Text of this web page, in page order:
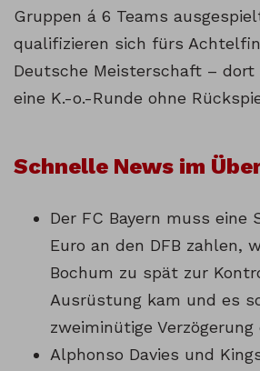
Gruppen á 6 Teams
qualifizieren sich fürs
Deutsche Meisterschaft – dort
eine K.-o.-Runde ohne
Schnelle News im
Der FC Bayern muss eine
Euro an den DFB zahlen,
Bochum zu spät zur
Ausrüstung kam und es
zweiminütige
Alphonso Davies und